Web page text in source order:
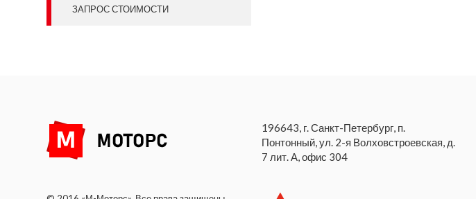
ЗАПРОС СТОИМОСТИ
196643, г. Санкт-Петербург, п.
Понтонный, ул. 2-я Волховстроевская, д.
7 лит. А, офис 304